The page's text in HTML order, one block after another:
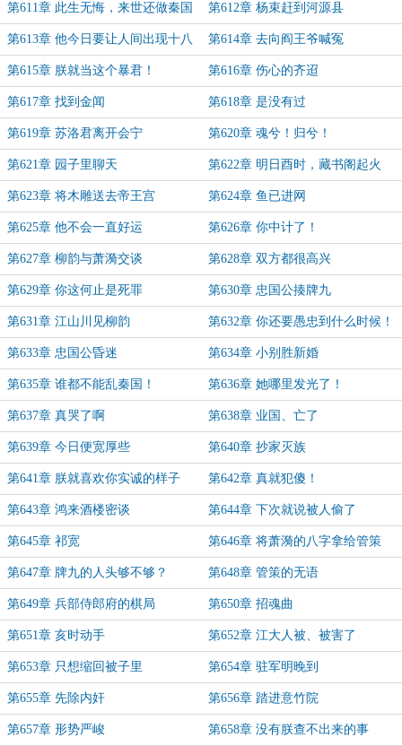
第611章 此生无悔，来世还做秦国
人！！！
第612章 杨束赶到河源县
第613章 他今日要让人间出现十八
层地狱！
第614章 去向阎王爷喊冤
第615章 朕就当这个暴君！ 第616章 伤心的齐迢
第617章 找到金闻 第618章 是没有过
第619章 苏洛君离开会宁 第620章 魂兮！归兮！
第621章 园子里聊天 第622章 明日酉时，藏书阁起火
第623章 将木雕送去帝王宫 第624章 鱼已进网
第625章 他不会一直好运 第626章 你中计了！
第627章 柳韵与萧漪交谈 第628章 双方都很高兴
第629章 你这何止是死罪 第630章 忠国公揍牌九
第631章 江山川见柳韵 第632章 你还要愚忠到什么时候！
第633章 忠国公昏迷 第634章 小别胜新婚
第635章 谁都不能乱秦国！ 第636章 她哪里发光了！
第637章 真哭了啊 第638章 业国、亡了
第639章 今日便宽厚些 第640章 抄家灭族
第641章 朕就喜欢你实诚的样子 第642章 真就犯傻！
第643章 鸿来酒楼密谈 第644章 下次就说被人偷了
第645章 祁宽 第646章 将萧漪的八字拿给管策
第647章 牌九的人头够不够？ 第648章 管策的无语
第649章 兵部侍郎府的棋局 第650章 招魂曲
第651章 亥时动手 第652章 江大人被、被害了
第653章 只想缩回被子里 第654章 驻军明晚到
第655章 先除内奸 第656章 踏进意竹院
第657章 形势严峻 第658章 没有朕查不出来的事